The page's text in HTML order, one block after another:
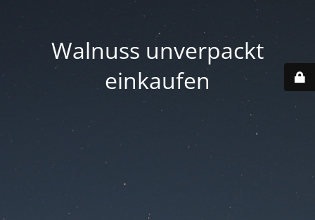
Walnuss unverpackt
einkaufen